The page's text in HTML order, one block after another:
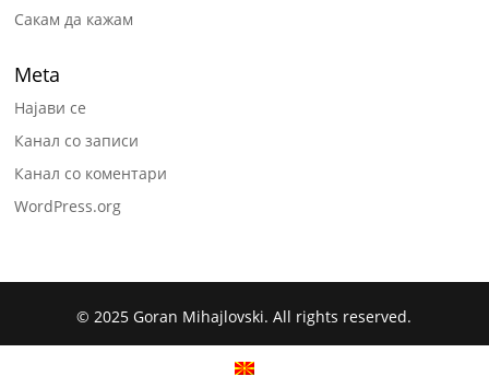
Сакам да кажам
Meta
Најави се
Канал со записи
Канал со коментари
WordPress.org
© 2025 Goran Mihajlovski. All rights reserved.